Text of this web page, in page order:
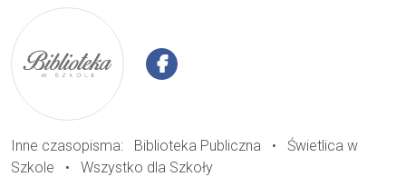
Inne czasopisma: Biblioteka Publiczna •
Świetlica w
Szkole
• Wszystko dla Szkoły